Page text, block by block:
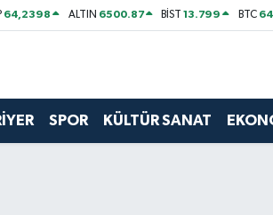
64,2398 ALTIN 6500.87 BİST13.799 BTC
SPOR KÜLTÜR SANAT